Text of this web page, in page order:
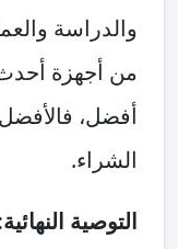
والدراسة
من أجهزة
أفضل،
الشراء.
التوصية